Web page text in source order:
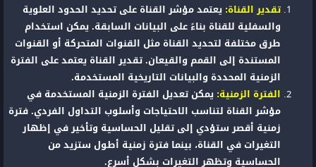
تقدير القناة: يعتمد مؤشر القناة على تحديد الحدود العلوية
والسفلية للقناة بناءً على البيانات السابقة. يمكن استخدام
طرق مختلفة لتحديد القناة مثل القنوات المتحركة أو القنوات
المستندة إلى القمم والقيعان. تقدير القناة يعتمد على الفترة
الزمنية المحددة والبيانات التاريخية المستخدمة.
الفترة الزمنية: يمكن تعديل الفترة الزمنية المستخدمة في
مؤشر القناة لتناسب الاحتياجات وأسلوب التداول الفردي. فترة
زمنية أقصر ستؤدي إلى تقليل الحساسية وتأخير في إظهار
التغيرات في القناة، بينما فترة زمنية أطول ستزيد من
الحساسية وتظهر التغيرات بشكل أسرع.